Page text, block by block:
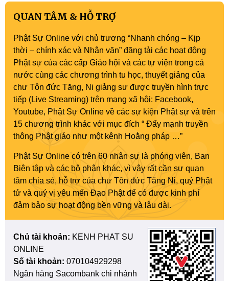
QUAN TÂM & HỖ TRỢ
Phật Sự Online với chủ trương “Nhanh chóng – Kịp
thời – chính xác và Nhân văn” đăng tải các hoạt động
Phật sự của các cấp Giáo hội và các tự viện trong cả
nước cùng các chương trình tu học, thuyết giảng của
chư Tôn đức Tăng, Ni giảng sư được truyền hình trực
tiếp (Live Streaming) trên mạng xã hội: Facebook,
Youtube, Phật Sự Online về các sự kiện Phật sự và trên
15 chương trình khác với mục đích “ Đẩy mạnh truyền
thông Phật giáo như một kênh Hoằng pháp …”
Phật Sự Online có trên 60 nhân sự là phóng viên, Ban
Biên tập và các bộ phận khác, vì vậy rất cần sự quan
tâm chia sẻ, hỗ trợ của chư Tôn đức Tăng Ni, quý Phật
tử và quý vị yêu mến Đạo Phật để có được kinh phí
đảm bảo sự hoạt động bền vững và lâu dài.
Chủ tài khoản: KENH PHAT SU
ONLINE
Số tài khoản: 070104929298
Ngân hàng Sacombank chi nhánh